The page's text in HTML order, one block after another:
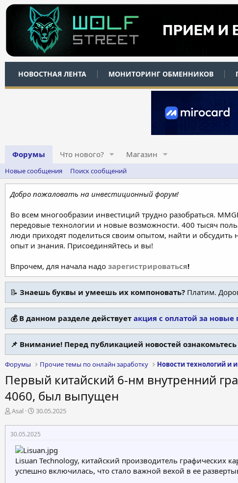
НОВОСТНАЯ ЛЕНТА МОНИТОРИНГ ОБМЕННИКОВ
Форумы Что нового? Магазин
Новые сообщения Поиск сообщений
Добро пожаловать на инвестиционный форум!
Во всем многообразии инвестиций трудно разобраться.
передовые технологии и новые возможности. 400 тысяч
люди приходят поделиться своим опытом, найти и
опыт и знания. Присоединяйтесь и вы!
Впрочем, для начала надо зарегистрироваться!
📝 Знаешь буквы и умеешь их компоновать? Платим.
💰 В данном разделе действует акция с оплатой за
📌 Внимание! Перед публикацией новостей ознакомьтесь
Форумы Прочие темы по онлайн заработку Новости технологий и
Первый китайский 6-нм внутренний
4060, был выпущен
А
т
о
м
Asal
Д
т
а
а
ч
а
30.05.2025
30.05.2025
Lisuan Technology, китайский производитель графических
успешно включилась, что стало важной вехой в ее